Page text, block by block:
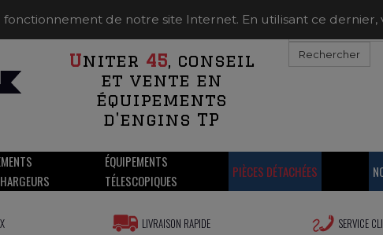
Uniter 45, conseil
et vente en
équipements
d'engins TP
Rechercher
ÉQUIPEMENTS
TÉLESCOPIQUES
PIÈCES DÉTACHÉES
LIVRAISON RAPIDE SERVICE
fonctionnement de notre site Internet. En utilisant ce dernier,